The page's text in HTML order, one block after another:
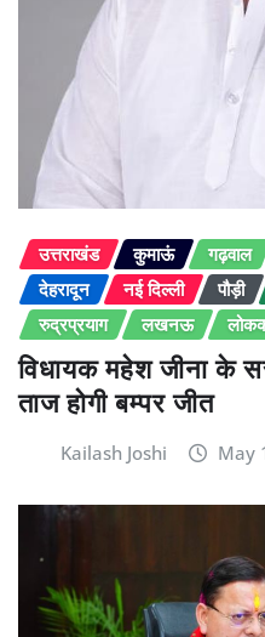
उत्तराखंड कुमाऊं गढ़वाल
देहरादून
नई दिल्ली पौड़ी
रुद्रप्रयाग
लखनऊ
विधायक महेश जीना के
ताज होगी बम्पर जीत
Kailash Joshi May